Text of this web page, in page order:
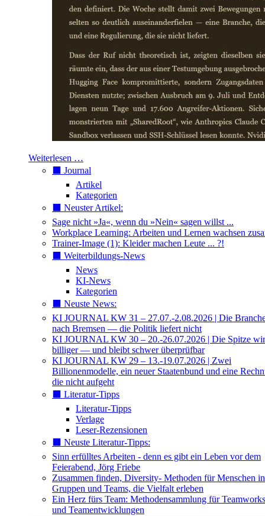
Weiterlesen …
⬛️ Journal
Artikel
Kategorien
⬛️ Neuster Artikel:
Sage nicht »Ja«, wenn du »Nein« sagen willst ...
Workplace Learning: Arbeiten und Lernen wachsen
Trainer-Image (1): Kleider machen Leute ... ?!
⬛️ Weiterbildungs-News
News
KI-News
Kategorien
⬛️ Neuste News:
KI JOURNAL KW 31 – 27.07.-2.08.2026 | Die
nach Bremsen — die Politik liefert nicht
KI JOURNAL KW 30 – 20.-26.07.2026 | Die Spitze
billiger — und bleibt schwer überprüfbar
KI JOURNAL KW 29 – 13.-19.07.2026 | Zwei
Billionenmodelle, ein neuer Staatenbund und eine
die nicht aufgeht
⬛️ Literatur-Tipps
Literatur-Tipps
Verlage
Leser-Rezensionen
⬛️ Neuste Literatur-Tipps:
Sinn erfülltes Arbeiten - denn es gibt ein Leben vor dem
Feierabend, Jörg Friebe
Zusammen finden, Diversity- Methoden für Menschen in
Gruppen und Teams, die Vielfalt erleben
Ein Herz fürs Team: Methodensammlung für
und Teamentwicklungen